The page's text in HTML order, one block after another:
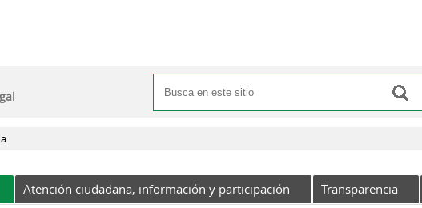
Formulario de búsqueda
Buscar
Atención ciudadana, información y participación Transparencia